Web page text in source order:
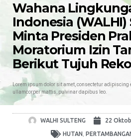
Wahana
Indonesia (WALHI)
Minta Presiden
Moratorium Izin
Berikut Tujuh
Lorem ipsum dolor sit amet, consectetur adipiscing
ullamcorper mattis, pulvinar dapibus leo.
WALHI SULTENG 22
HUTAN,